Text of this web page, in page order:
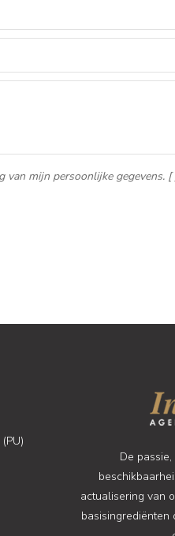
van mijn persoonlijke gegevens. [
De
actualisering van
basisingrediënten